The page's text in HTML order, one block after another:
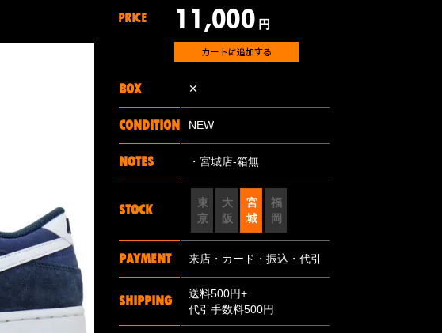
PRICE 11,000 円
BOX ✕
CONDITION NEW
NOTES ・宮城店-箱無
STOCK
東
京
大
阪
宮
城
福
岡
PAYMENT 来店・カード・振込・代引
SHIPPING
送料500円+
代引手数料500円